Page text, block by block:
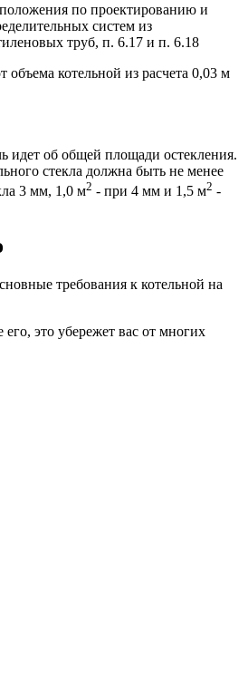
по проектированию и
систем из
труб, п. 6.17 и п. 6.18
объема котельной из расчета 0,03 м
идет об общей площади остекления.
стекла должна быть не менее
3 мм, 1,0 м2 - при 4 мм и 1,5 м2 -
требования к котельной на
его, это убережет вас от многих